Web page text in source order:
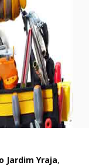
Jardim Yraja,